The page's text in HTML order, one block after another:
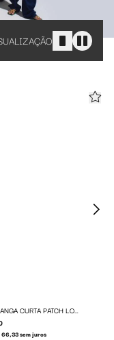
CAMISA MANGA CURTA PATCH LOGO
66,33 sem juros